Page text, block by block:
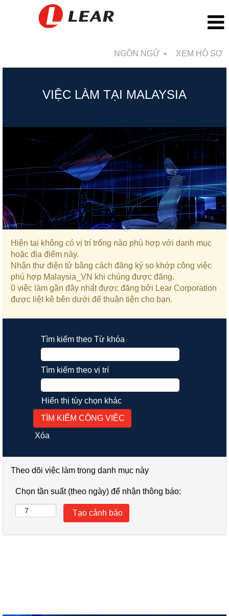
NGÔN NGỮ XEM HỒ SƠ
VIỆC LÀM TẠI MALAYSIA
Hiện tại không có vị trí trống nào phù hợp với danh mục
hoặc địa điểm này.
Nhận thư điện tử bằng cách đăng ký so khớp công việc
phù hợp Malaysia_VN khi chúng được đăng.
0 việc làm gần đây nhất được đăng bởi Lear Corporation
được liệt kê bên dưới để thuận tiện cho bạn.
Tìm kiếm theo Từ khóa
Tìm kiếm theo vị trí
Hiển thị tùy chọn khác
Xóa
Theo dõi việc làm trong danh mục này
Chọn tần suất (theo ngày) để nhận thông báo: